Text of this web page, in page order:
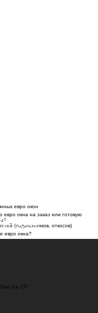
ЕВРО ОКОН
ДЛЯ ДЕРЕВЯННОГО
ГОТОВУЮ
ПЛОСКОСТЕЙ
ЕВРО ОКНА?
стр. 137